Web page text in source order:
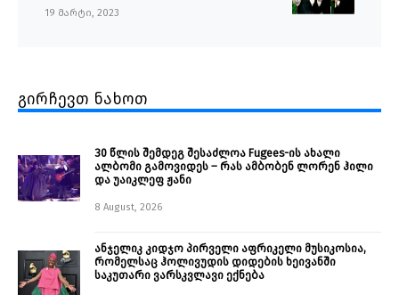
19 მარტი, 2023
გირჩევთ ნახოთ
30 წლის შემდეგ შესაძლოა Fugees-ის ახალი
ალბომი გამოვიდეს – რას ამბობენ ლორენ ჰილი
და უაიკლეფ ჟანი
8 August, 2026
ანჯელიკ კიდჯო პირველი აფრიკელი მუსიკოსია,
რომელსაც ჰოლივუდის დიდების ხეივანში
საკუთარი ვარსკვლავი ექნება